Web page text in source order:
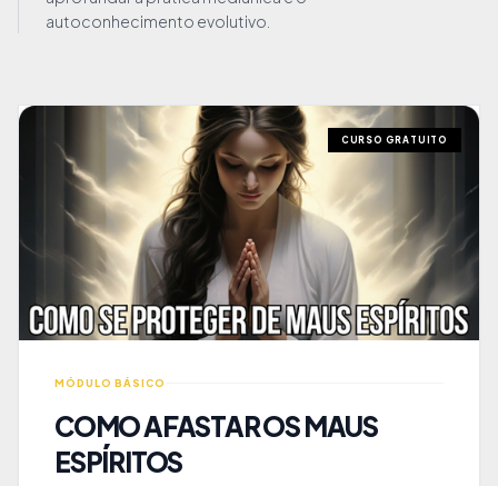
autoconhecimento evolutivo.
CURSO GRATUITO
MÓDULO BÁSICO
COMO AFASTAR OS MAUS
ESPÍRITOS